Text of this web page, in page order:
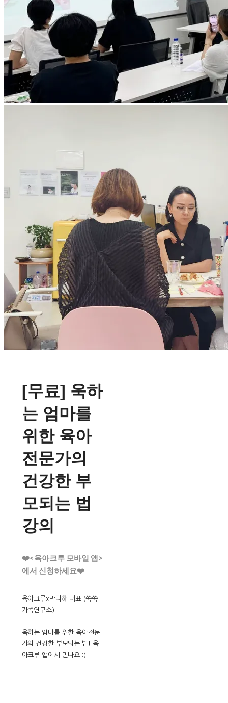
[무료] 욱하
는 엄마를
위한 육아
전문가의
건강한 부
모되는 법
강의
❤️<육아크루 모바일 앱>
에서 신청하세요❤️
육아크루x박다해 대표 (쑥쑥
가족연구소)
욱하는 엄마를 위한 육아전문
가의 건강한 부모되는 법! 육
아크루 앱에서 만나요 :)